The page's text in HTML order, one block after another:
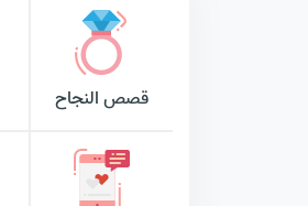
قصص النجاح